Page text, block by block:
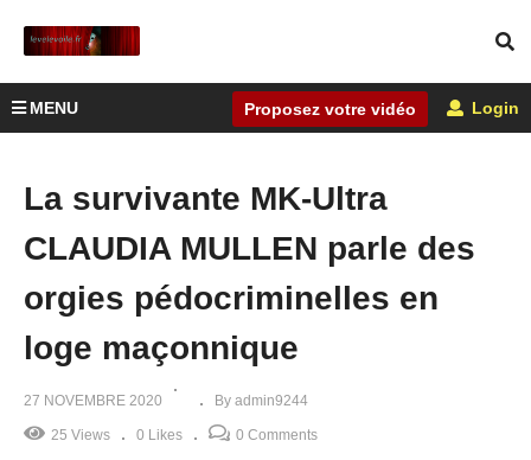
MENU Proposez votre vidéo Login
La survivante MK-Ultra
CLAUDIA MULLEN parle des
orgies pédocriminelles en
loge maçonnique
27 NOVEMBRE 2020 By admin9244
25 Views 0 Likes 0 Comments